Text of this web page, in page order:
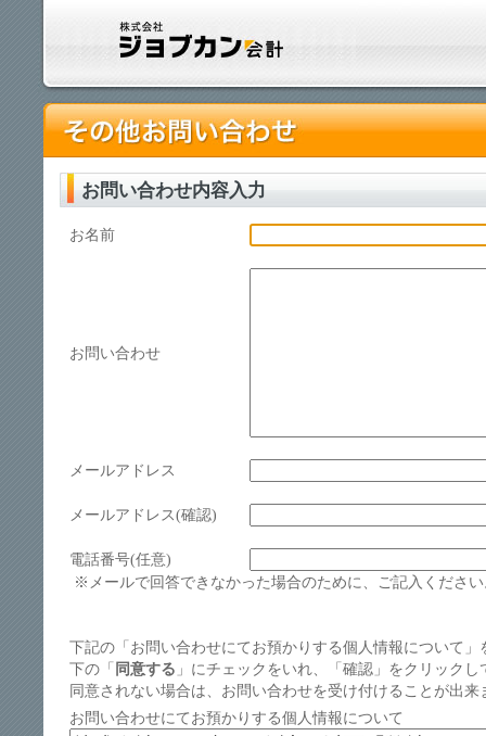
お問い合わせ内容入力
お名前
お問い合わせ
メールアドレス
メールアドレス(確認)
電話番号(任意)
※メールで回答できなかった場合のために、ご記入ください
下記の「お問い合わせにてお預かりする個人情報について
下の「 同意する 」にチェックをいれ、「確認」をクリックし
同意されない場合は、お問い合わせを受け付けることが出来
お問い合わせにてお預かりする個人情報について